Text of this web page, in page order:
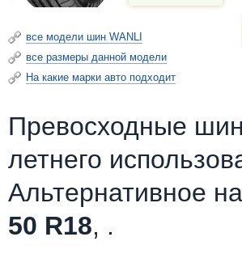
все модели шин WANLI
все размеры данной модели
На какие марки авто подходит
Превосходные
летнего
Альтернативное
50 R18, .